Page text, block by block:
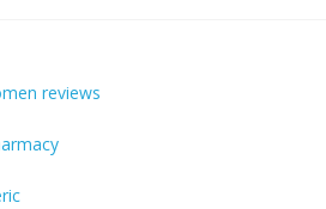
reviews